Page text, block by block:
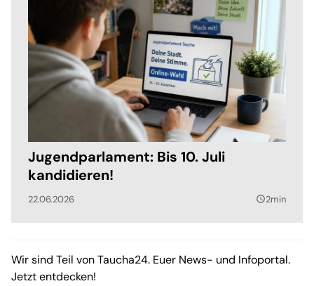
Jugendparlament: Bis 10. Juli
kandidieren!
22.06.2026 query_builder2min
Wir sind Teil von Taucha24. Euer News- und Infoportal.
Jetzt entdecken!